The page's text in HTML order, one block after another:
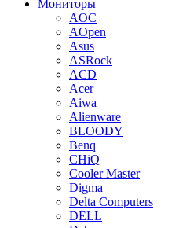
Мониторы
AOC
AOpen
Asus
ASRock
ACD
Acer
Aiwa
Alienware
BLOODY
Benq
CHiQ
Cooler Master
Digma
Delta Computers
DELL